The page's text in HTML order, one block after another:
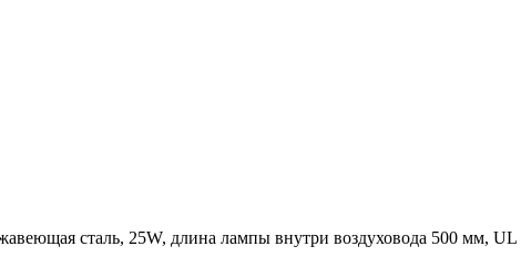
сталь, 25W, длина лампы внутри воздуховода 500 мм, UL